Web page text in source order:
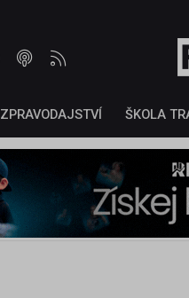
ZPRAVODAJSTVÍ ŠKOLA